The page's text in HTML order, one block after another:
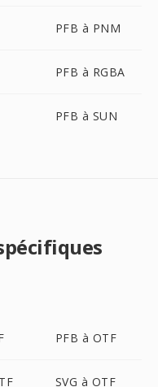
PFB à PNM
PFB à RGBA
PFB à SUN
PFB à OTF
SVG à OTF